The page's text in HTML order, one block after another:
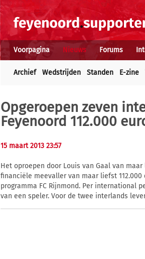
Voorpagina Nieuws Forums
Archief Wedstrijden Standen E-zine
Opgeroepen zeven
Feyenoord 112.000
15 maart 2013 23:57
Het oproepen door Louis van Gaal van
financiële meevaller van maar liefst
programma FC Rijnmond. Per international
van een speler. Voor de twee interlands